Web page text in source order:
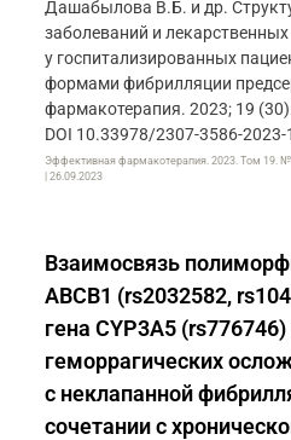
Дашабылова В.Б. и др.
заболеваний и
у госпитализированных
формами фибрилляции
фармакотерапия. 2023; 19
DOI 10.33978/2307-3586-2023-
Эффективная фармакотерапия. 2023. Том 19. №
| 26.09.2023
Взаимосвязь
ABCB1 (rs2032582,
гена CYP3A5
геморрагических
с неклапанной
сочетании с